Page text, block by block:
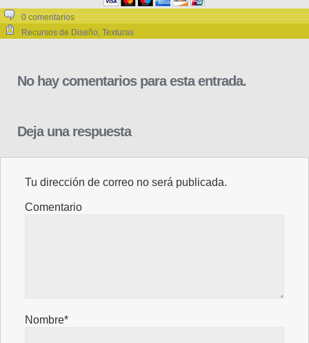
0 comentarios
Recursos de Diseño, Texturas
No hay comentarios para esta entrada.
Deja una respuesta
Tu dirección de correo no será publicada.
Comentario
Nombre*